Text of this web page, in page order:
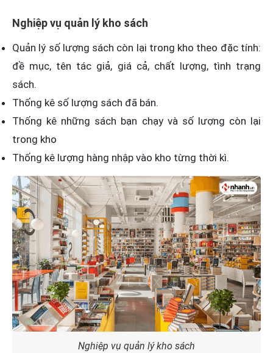
Nghiệp vụ quản lý kho sách
Quản lý số lượng sách còn lại trong kho theo đặc tính:
đề mục, tên tác giả, giá cả, chất lượng, tình trạng
sách.
Thống kê số lượng sách đã bán.
Thống kê những sách bạn chạy và số lượng còn lại
trong kho
Thống kê lượng hàng nhập vào kho từng thời kì.
Nghiệp vụ quản lý kho sách